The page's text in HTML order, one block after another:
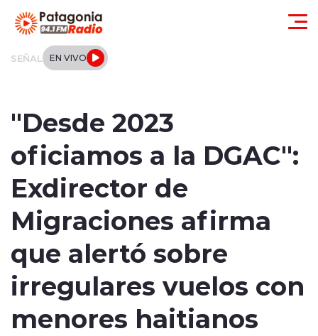
SEÑAL EN VIVO
Local
Tendencias
Internacional
Deportes
"Desde 2023
oficiamos a la DGAC":
Exdirector de
Migraciones afirma
que alertó sobre
irregulares vuelos con
menores haitianos